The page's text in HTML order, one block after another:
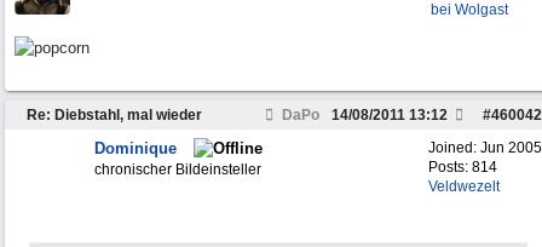
bei Wolgast
Re: Diebstahl, mal wieder DaPo #460042
14/08/2011 13:12
Joined: Jun 2005
Posts: 814
Veldwezelt
Dominique
chronischer Bildeinsteller